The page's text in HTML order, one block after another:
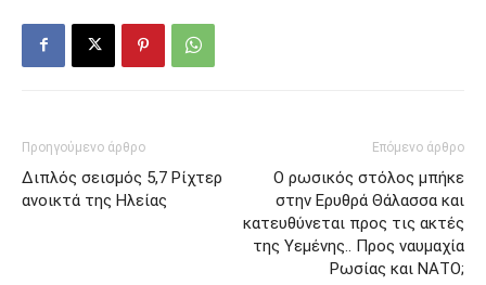
Προηγούμενο άρθρο
Διπλός σεισμός 5,7 Ρίχτερ
ανοικτά της Ηλείας
Επόμενο άρθρο
O ρωσικός στόλος μπήκε
στην Ερυθρά Θάλασσα και
κατευθύνεται προς τις ακτές
της Υεμένης.. Προς ναυμαχία
Ρωσίας και ΝΑΤΟ;